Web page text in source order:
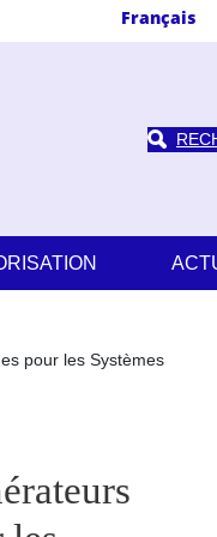
Français
pour les Systèmes